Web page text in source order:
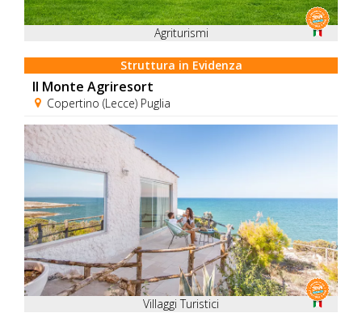
Agriturismi
Struttura in Evidenza
Il Monte Agriresort
Copertino (Lecce) Puglia
Villaggi Turistici